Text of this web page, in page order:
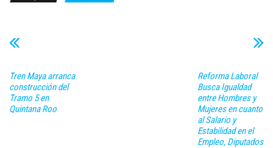
Tren Maya arranca
construcción del
Tramo 5 en
Quintana Roo
Reforma Laboral
Busca Igualdad
entre Hombres y
Mujeres en cuanto
al Salario y
Estabilidad en el
Empleo, Diputados